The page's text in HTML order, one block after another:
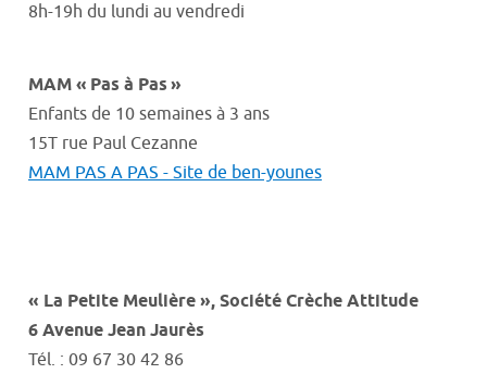
8h-19h du lundi au vendredi
MAM « Pas à Pas »
Enfants de 10 semaines à 3 ans
15T rue Paul Cezanne
MAM PAS A PAS - Site de ben-younes
« La Petite Meulière », Société Crèche Attitude
6 Avenue Jean Jaurès
Tél. : 09 67 30 42 86